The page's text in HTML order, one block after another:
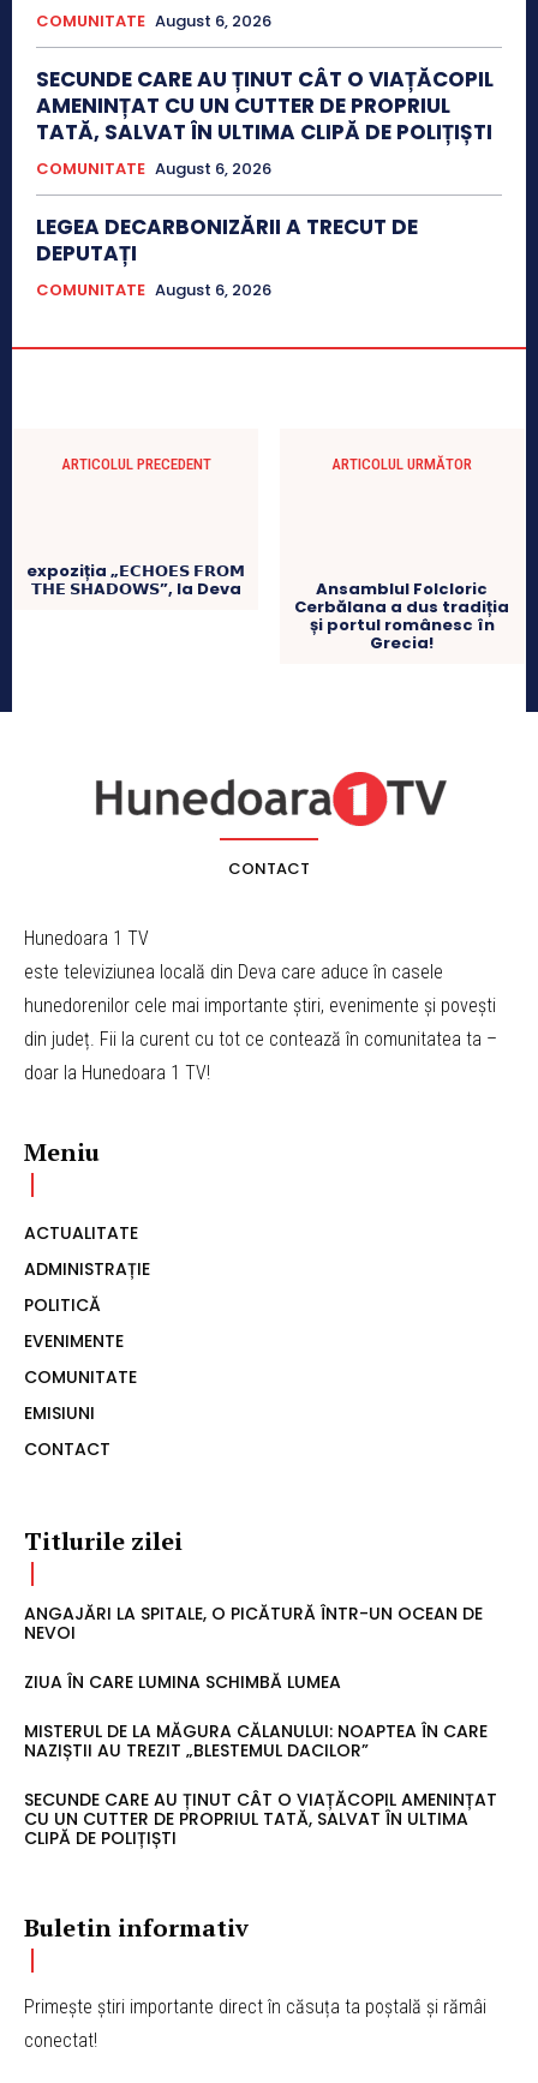
COMUNITATE August 6, 2026
SECUNDE CARE AU ȚINUT CÂT O VIAȚĂCOPIL
AMENINȚAT CU UN CUTTER DE PROPRIUL
TATĂ, SALVAT ÎN ULTIMA CLIPĂ DE POLIȚIȘTI
COMUNITATE August 6, 2026
LEGEA DECARBONIZĂRII A TRECUT DE
DEPUTAȚI
COMUNITATE August 6, 2026
ARTICOLUL PRECEDENT
expoziția „𝗘𝗖𝗛𝗢𝗘𝗦 𝗙𝗥𝗢𝗠
𝗧𝗛𝗘 𝗦𝗛A𝗗𝗢𝗪𝗦”, la Deva
ARTICOLUL URMĂTOR
Ansamblul Folcloric
Cerbălana a dus tradiția
și portul românesc în
Grecia!
CONTACT
Hunedoara 1 TV
este televiziunea locală din Deva care aduce în casele
hunedorenilor cele mai importante știri, evenimente și povești
din județ. Fii la curent cu tot ce contează în comunitatea ta –
doar la Hunedoara 1 TV!
Meniu
ACTUALITATE
ADMINISTRAȚIE
POLITICĂ
EVENIMENTE
COMUNITATE
EMISIUNI
CONTACT
Titlurile zilei
ANGAJĂRI LA SPITALE, O PICĂTURĂ ÎNTR-UN OCEAN DE
NEVOI
ZIUA ÎN CARE LUMINA SCHIMBĂ LUMEA
MISTERUL DE LA MĂGURA CĂLANULUI: NOAPTEA ÎN CARE
NAZIȘTII AU TREZIT „BLESTEMUL DACILOR”
SECUNDE CARE AU ȚINUT CÂT O VIAȚĂCOPIL AMENINȚAT
CU UN CUTTER DE PROPRIUL TATĂ, SALVAT ÎN ULTIMA
CLIPĂ DE POLIȚIȘTI
Buletin informativ
Primește știri importante direct în căsuța ta poștală și rămâi
conectat!